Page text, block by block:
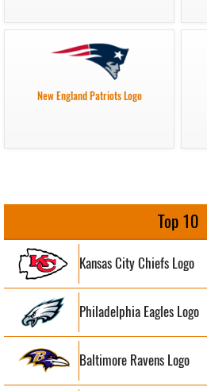
New England Patriots Logo
Top 10
Kansas City Chiefs Logo
Philadelphia Eagles Logo
Baltimore Ravens Logo